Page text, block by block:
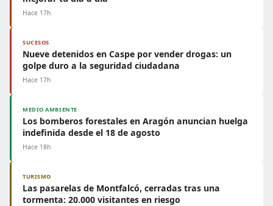
Hace 17h
SUCESOS
Nueve detenidos en Caspe por vender drogas: un
golpe duro a la seguridad ciudadana
Hace 17h
MEDIO AMBIENTE
Los bomberos forestales en Aragón anuncian huelga
indefinida desde el 18 de agosto
Hace 18h
TURISMO
Las pasarelas de Montfalcó, cerradas tras una
tormenta: 20.000 visitantes en riesgo